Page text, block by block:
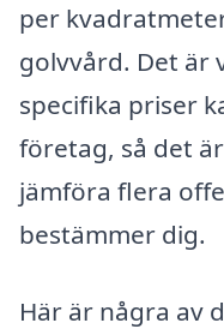
per
golvvård. Det
specifika priser
företag, så det
jämföra flera
bestämmer dig.
Här är några av